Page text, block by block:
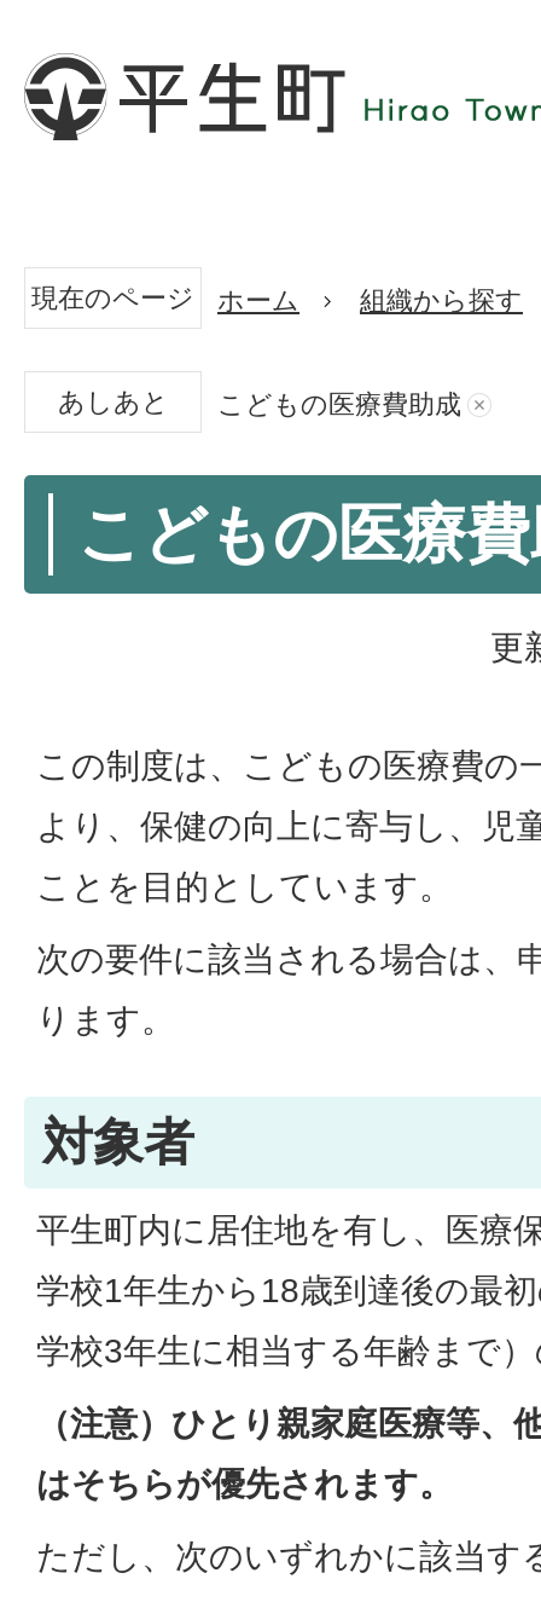
現在のページ ホーム 組織から探す
あしあと こどもの医療費助成
こどもの医療
更
この制度は、こどもの医療費の
より、保健の向上に寄与し、児
ことを目的としています。
次の要件に該当される場合は、
ります。
対象者
平生町内に居住地を有し、医療
学校1年生から18歳到達後の最
学校3年生に相当する年齢まで
（注意）ひとり親家庭医療等、
はそちらが優先されます。
ただし、次のいずれかに該当す